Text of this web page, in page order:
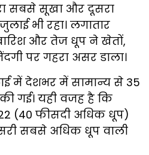
सबसे सूखा और दूसरा
भी रहा। लगातार
और तेज धूप ने खेतों,
पर गहरा असर डाला।
में देशभर में सामान्य से 35
गई। यही वजह है कि
(40 फीसदी अधिक धूप)
सबसे अधिक धूप वाली